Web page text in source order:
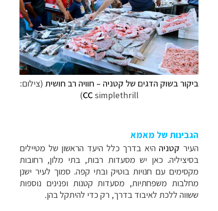
ביקור בשוק הדגים של קטניה – חוויה רב חושית (צילום:
CC simplethrill)
הגבינות של מאמא
העיר קטניה היא בדרך כלל היעד הראשון של מטיילים
בסיציליה. כאן יש מסעדות רבות, בתי מלון, רחובות
מקסימים עם חנויות בוטיק ובתי קפה. סמוך לעיר ישנן
מחלבות משפחתיות, מסעדות קטנות ופנינים נוספות
ששווה ללכת לאיבוד בדרך, רק כדי להיתקל בהן.